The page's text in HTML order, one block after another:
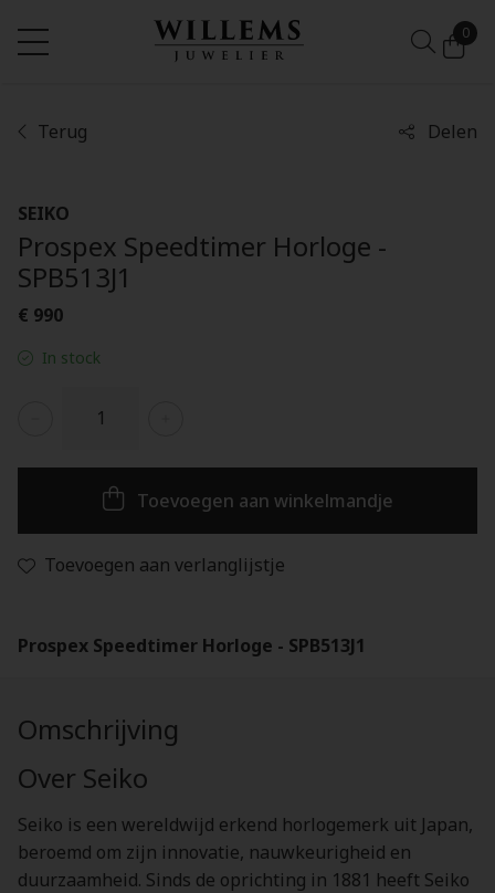
0
Terug Delen
SEIKO
Prospex Speedtimer Horloge -
SPB513J1
€ 990
In stock
Toevoegen aan winkelmandje
Toevoegen aan verlanglijstje
Prospex Speedtimer Horloge - SPB513J1
Omschrijving
Over Seiko
Seiko is een wereldwijd erkend horlogemerk uit Japan,
beroemd om zijn innovatie, nauwkeurigheid en
duurzaamheid. Sinds de oprichting in 1881 heeft Seiko